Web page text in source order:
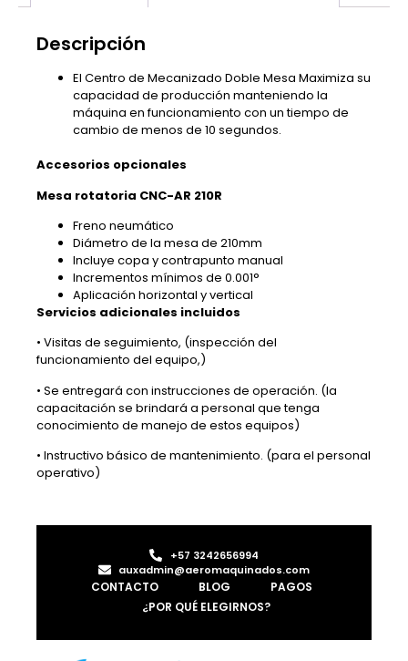
Descripción
El Centro de Mecanizado Doble Mesa Maximiza su
capacidad de producción manteniendo la
máquina en funcionamiento con un tiempo de
cambio de menos de 10 segundos.
Accesorios opcionales
Mesa rotatoria CNC-AR 210R
Freno neumático
Diámetro de la mesa de 210mm
Incluye copa y contrapunto manual
Incrementos mínimos de 0.001°
Aplicación horizontal y vertical
Servicios adicionales incluidos
• Visitas de seguimiento, (inspección del
funcionamiento del equipo,)
• Se entregará con instrucciones de operación. (la
capacitación se brindará a personal que tenga
conocimiento de manejo de estos equipos)
• Instructivo básico de mantenimiento. (para el personal
operativo)